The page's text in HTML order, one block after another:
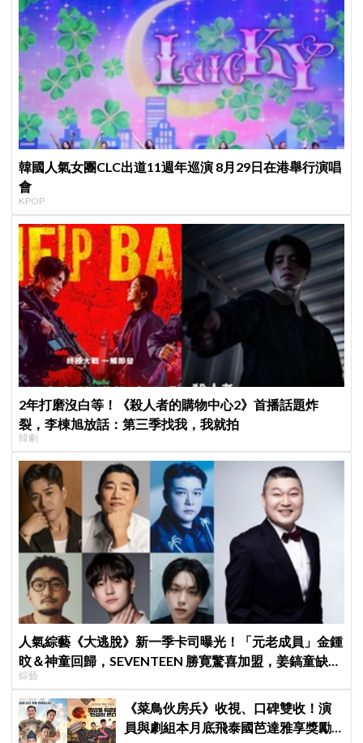
韓國人氣女團CLC出道11週年巡演 8月29日在港舉行演唱
會
KPOP
2年打磨沒白等！《殺人者的購物中心2》首播話題炸
裂，李棟旭放話：第三季找我，我就拍
韓劇
人氣綜藝《大逃脫》新一季卡司曝光！「元老成員」金鍾
旼＆神童回歸，SEVENTEEN 勝寛驚喜加盟，姜鎬童缺席
成最大焦點
綜藝
《菜鳥伙房兵》收視、口碑雙收！演
員與劇組本月底飛泰國芭達雅享獎勵